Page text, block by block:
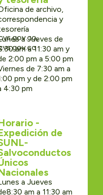
de archivo,
y
a Jueves de
am a 11:30 am y
2:00 pm a 5:00 pm
de 7:30 am a
pm y de 2:00 pm
4:30 pm
-
de
a Jueves
am a 11:30 am